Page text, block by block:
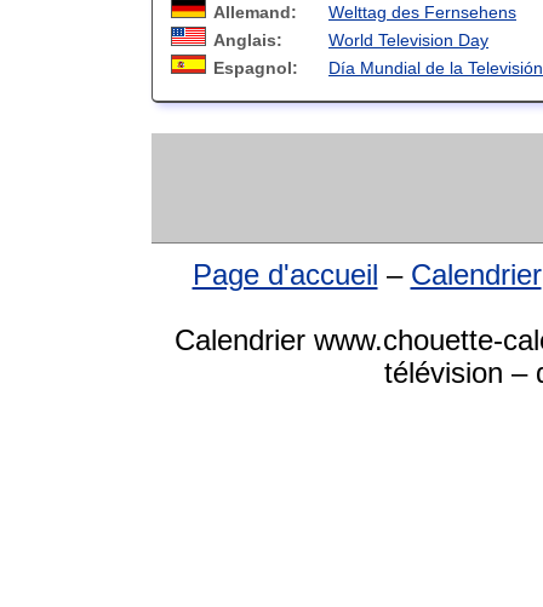
Allemand:
Welttag des Fernsehens
Anglais:
World Television Day
Espagnol:
Día Mundial de la Televisión
Page d'accueil – Calendrier
Calendrier www.chouette-
télévision –